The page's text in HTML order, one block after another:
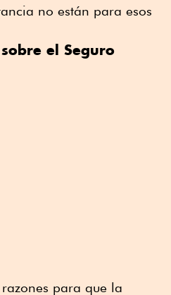
no están para esos
el Seguro
para que la